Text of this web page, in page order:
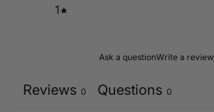
1
Ask a questionWrite a review
Reviews 0 Questions 0